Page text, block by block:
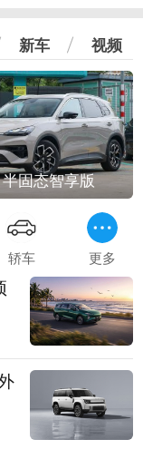
新车 视频
固态智享版
轿车 更多